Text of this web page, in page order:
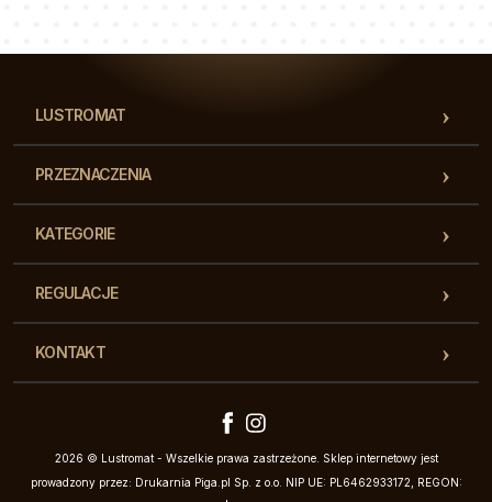
LUSTROMAT
PRZEZNACZENIA
KATEGORIE
REGULACJE
KONTAKT
2026 © Lustromat - Wszelkie prawa zastrzeżone. Sklep internetowy jest
prowadzony przez: Drukarnia Piga.pl Sp. z o.o. NIP UE: PL6462933172, REGON: